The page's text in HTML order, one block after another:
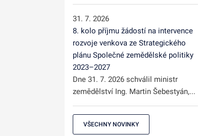
31. 7. 2026
8. kolo příjmu žádostí na intervence
rozvoje venkova ze Strategického
plánu Společné zemědělské politiky
2023–2027
Dne 31. 7. 2026 schválil ministr
zemědělství Ing. Martin Šebestyán,...
VŠECHNY NOVINKY